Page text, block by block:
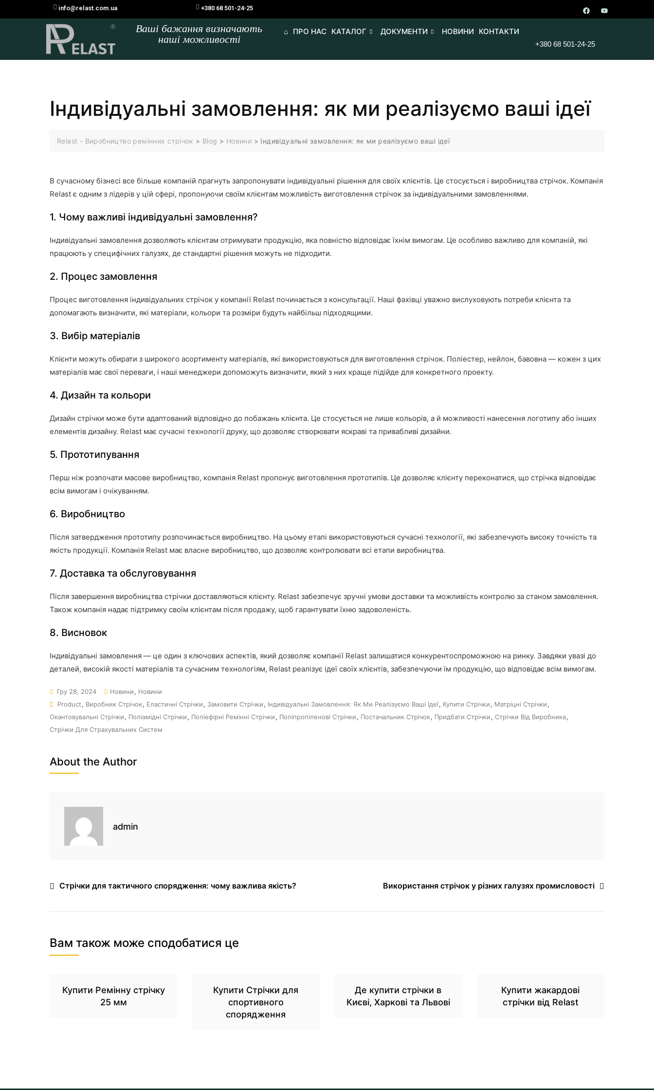
info@relast.com.ua +380 68 501-24-25
Ваші бажання визначають
наші можливості
⌂ ПРО НАС КАТАЛОГ ДОКУМЕНТИ НОВИНИ КОНТАКТИ
+380 68 501-24-25
Індивідуальні замовлення: як ми реалізуємо ваші ідеї
Relast - Виробництво ремінних стрічок > Blog > Новини > Індивідуальні замовлення: як ми реалізуємо ваші ідеї
В сучасному бізнесі все більше компаній прагнуть запропонувати індивідуальні рішення для своїх клієнтів. Це стосується і виробництва стрічок. Компанія
Relast є одним з лідерів у цій сфері, пропонуючи своїм клієнтам можливість виготовлення стрічок за індивідуальними замовленнями.
1. Чому важливі індивідуальні замовлення?
Індивідуальні замовлення дозволяють клієнтам отримувати продукцію, яка повністю відповідає їхнім вимогам. Це особливо важливо для компаній, які
працюють у специфічних галузях, де стандартні рішення можуть не підходити.
2. Процес замовлення
Процес виготовлення індивідуальних стрічок у компанії Relast починається з консультації. Наші фахівці уважно вислуховують потреби клієнта та
допомагають визначити, які матеріали, кольори та розміри будуть найбільш підходящими.
3. Вибір матеріалів
Клієнти можуть обирати з широкого асортименту матеріалів, які використовуються для виготовлення стрічок. Поліестер, нейлон, бавовна — кожен з цих
матеріалів має свої переваги, і наші менеджери допоможуть визначити, який з них краще підійде для конкретного проекту.
4. Дизайн та кольори
Дизайн стрічки може бути адаптований відповідно до побажань клієнта. Це стосується не лише кольорів, а й можливості нанесення логотипу або інших
елементів дизайну. Relast має сучасні технології друку, що дозволяє створювати яскраві та привабливі дизайни.
5. Прототипування
Перш ніж розпочати масове виробництво, компанія Relast пропонує виготовлення прототипів. Це дозволяє клієнту переконатися, що стрічка відповідає
всім вимогам і очікуванням.
6. Виробництво
Після затвердження прототипу розпочинається виробництво. На цьому етапі використовуються сучасні технології, які забезпечують високу точність та
якість продукції. Компанія Relast має власне виробництво, що дозволяє контролювати всі етапи виробництва.
7. Доставка та обслуговування
Після завершення виробництва стрічки доставляються клієнту. Relast забезпечує зручні умови доставки та можливість контролю за станом замовлення.
Також компанія надає підтримку своїм клієнтам після продажу, щоб гарантувати їхню задоволеність.
8. Висновок
Індивідуальні замовлення — це один з ключових аспектів, який дозволяє компанії Relast залишатися конкурентоспроможною на ринку. Завдяки увазі до
деталей, високій якості матеріалів та сучасним технологіям, Relast реалізує ідеї своїх клієнтів, забезпечуючи їм продукцію, що відповідає всім вимогам.
Гру 28, 2024 Новини, Новини
Product, Виробник Стрічок, Еластичні Стрічки, Замовити Стрічки, Індивідуальні Замовлення: Як Ми Реалізуємо Ваші Ідеї, Купити Стрічки, Матріцні Стрічки,
Окантовувальні Стрічки, Поліамідні Стрічки, Поліефірні Ремінні Стрічки, Поліпропіленові Стрічки, Постачальник Стрічок, Придбати Стрічки, Стрічки Від Виробника,
Стрічки Для Страхувальних Систем
About the Author
admin
Стрічки для тактичного спорядження: чому важлива якість? Використання стрічок у різних галузях промисловості
Вам також може сподобатися це
Купити Ремінну стрічку
25 мм
Купити Стрічки для
спортивного
спорядження
Де купити стрічки в
Києві, Харкові та Львові
Купити жакардові
стрічки від Relast